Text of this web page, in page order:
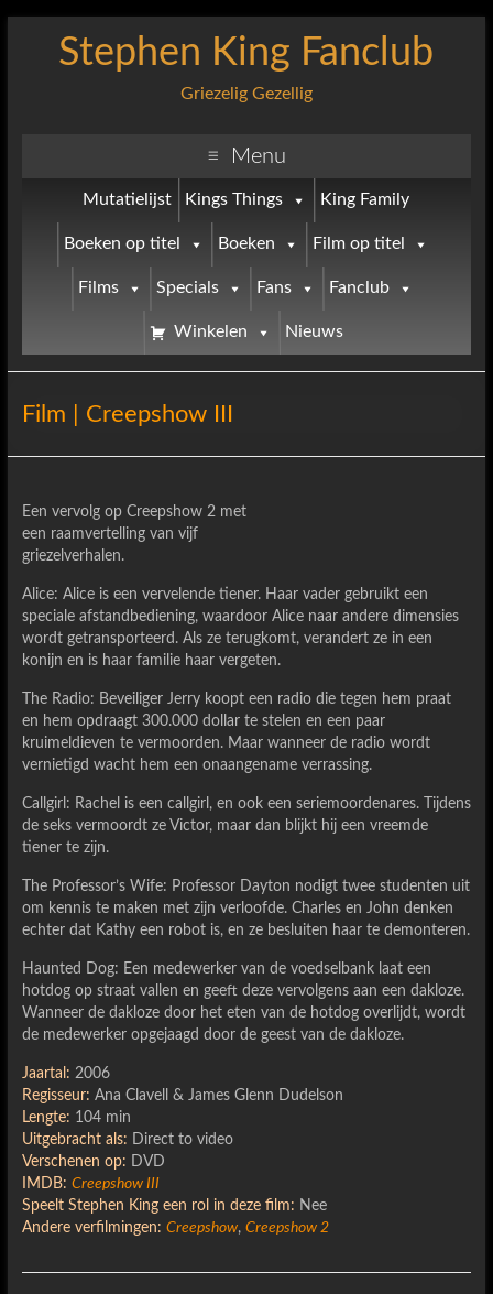
Stephen King Fanclub
Griezelig Gezellig
Menu
Mutatielijst Kings Things King Family
Boeken op titel Boeken Film op titel
Films Specials Fans Fanclub
Winkelen Nieuws
Film | Creepshow III
Een vervolg op Creepshow 2 met
een raamvertelling van vijf
griezelverhalen.
Alice: Alice is een vervelende tiener. Haar vader gebruikt een
speciale afstandbediening, waardoor Alice naar andere dimensies
wordt getransporteerd. Als ze terugkomt, verandert ze in een
konijn en is haar familie haar vergeten.
The Radio: Beveiliger Jerry koopt een radio die tegen hem praat
en hem opdraagt 300.000 dollar te stelen en een paar
kruimeldieven te vermoorden. Maar wanneer de radio wordt
vernietigd wacht hem een onaangename verrassing.
Callgirl: Rachel is een callgirl, en ook een seriemoordenares. Tijdens
de seks vermoordt ze Victor, maar dan blijkt hij een vreemde
tiener te zijn.
The Professor’s Wife: Professor Dayton nodigt twee studenten uit
om kennis te maken met zijn verloofde. Charles en John denken
echter dat Kathy een robot is, en ze besluiten haar te demonteren.
Haunted Dog: Een medewerker van de voedselbank laat een
hotdog op straat vallen en geeft deze vervolgens aan een dakloze.
Wanneer de dakloze door het eten van de hotdog overlijdt, wordt
de medewerker opgejaagd door de geest van de dakloze.
Jaartal: 2006
Regisseur: Ana Clavell & James Glenn Dudelson
Lengte: 104 min
Uitgebracht als: Direct to video
Verschenen op: DVD
IMDB: Creepshow III
Speelt Stephen King een rol in deze film: Nee
Andere verfilmingen: Creepshow, Creepshow 2